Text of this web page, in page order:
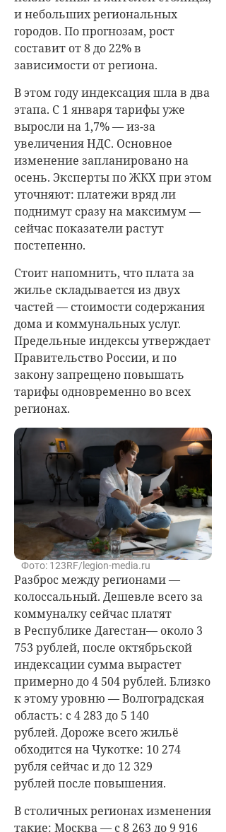
и небольших региональных
городов. По прогнозам, рост
составит от 8 до 22% в
зависимости от региона.
В этом году индексация шла в два
этапа. С 1 января тарифы уже
выросли на 1,7% — из-за
увеличения НДС. Основное
изменение запланировано на
осень. Эксперты по ЖКХ при этом
уточняют: платежи вряд ли
поднимут сразу на максимум —
сейчас показатели растут
постепенно.
Стоит напомнить, что плата за
жилье складывается из двух
частей — стоимости содержания
дома и коммунальных услуг.
Предельные индексы утверждает
Правительство России, и по
закону запрещено повышать
тарифы одновременно во всех
регионах.
Фото: 123RF/legion-media.ru
Разброс между регионами —
колоссальный. Дешевле всего за
коммуналку сейчас платят
в Республике Дагестан— около 3
753 рублей, после октябрьской
индексации сумма вырастет
примерно до 4 504 рублей. Близко
к этому уровню — Волгоградская
область: с 4 283 до 5 140
рублей. Дороже всего жильё
обходится на Чукотке: 10 274
рубля сейчас и до 12 329
рублей после повышения.
В столичных регионах изменения
такие: Москва — с 8 263 до 9 916